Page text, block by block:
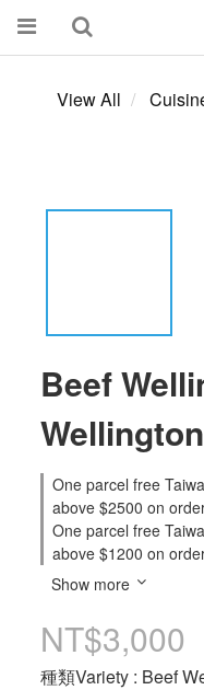
View All
Beef
Wellington
One parcel free
above $2500 on
One parcel free
above $1200 on
Show more
NT$3,000
種類Variety : Beef